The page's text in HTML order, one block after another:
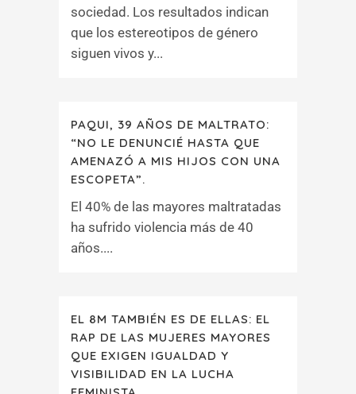
sociedad. Los resultados indican
que los estereotipos de género
siguen vivos y...
PAQUI, 39 AÑOS DE MALTRATO:
“NO LE DENUNCIÉ HASTA QUE
AMENAZÓ A MIS HIJOS CON UNA
ESCOPETA”.
El 40% de las mayores maltratadas
ha sufrido violencia más de 40
años....
EL 8M TAMBIÉN ES DE ELLAS: EL
RAP DE LAS MUJERES MAYORES
QUE EXIGEN IGUALDAD Y
VISIBILIDAD EN LA LUCHA